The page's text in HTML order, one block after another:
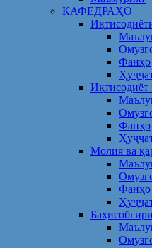
КАФЕДРАҲО
Фанҳо
Иқтисодиёт
Фанҳо
Молия ва
Фанҳо